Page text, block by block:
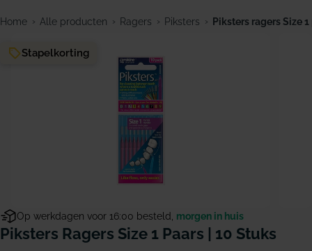
Home › Alle producten › Ragers › Piksters › Piksters ragers Size
Stapelkorting
Open media 0 in modaal venster
Op werkdagen voor 16:00 besteld, morgen in huis
Piksters Ragers Size 1 Paars | 10 Stuks